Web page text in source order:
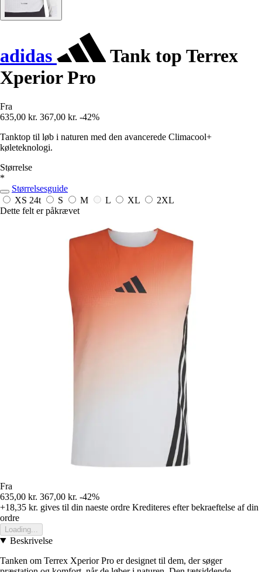
adidas
Tank top Terrex
Xperior Pro
Fra
635,00 kr. 367,00 kr. -42%
Tanktop til løb i naturen med den avancerede Climacool+
køleteknologi.
Størrelse
*
Størrelsesguide
XS 24t S M L XL
2XL
Dette felt er påkrævet
Fra
635,00 kr. 367,00 kr. -42%
+18,35 kr. gives til din naeste ordre Krediteres efter bekraeftelse af din
ordre
Loading...
Beskrivelse
Tanken om Terrex Xperior Pro er designet til dem, der søger